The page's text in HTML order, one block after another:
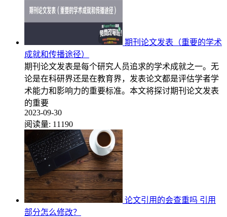
期刊论文发表（重要的学术
成就和传播途径）
期刊论文发表是每个研究人员追求的学术成就之一。无
论是在科研界还是在教育界，发表论文都是评估学者学
术能力和影响力的重要标准。本文将探讨期刊论文发表
的重要
2023-09-30
阅读量: 11190
论文引用的会查重吗 引用
部分怎么修改？